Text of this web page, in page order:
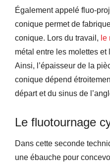
Également appelé fluo-
conique permet de
conique. Lors du travail, le
métal entre les molettes et
Ainsi, l’épaisseur de la
conique dépend
départ et du sinus de
Le fluotournage
Dans cette seconde
une ébauche pour